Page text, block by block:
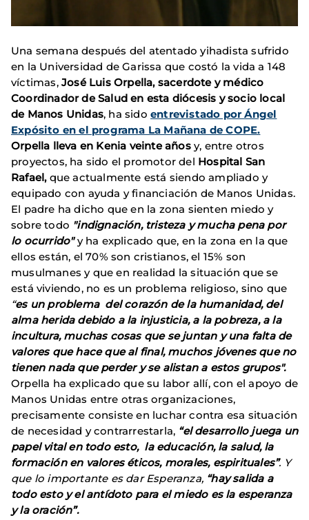
Una semana después del atentado yihadista sufrido
en la Universidad de Garissa que costó la vida a 148
víctimas, José Luis Orpella, sacerdote y médico
Coordinador de Salud en esta diócesis y socio local
de Manos Unidas, ha sido entrevistado por Ángel
Expósito en el programa La Mañana de COPE.
Orpella lleva en Kenia veinte añosy, entre otros
proyectos, ha sido el promotor del Hospital San
Rafael,que actualmente está siendo ampliado y
equipado con ayuda y financiación de Manos Unidas.
El padre ha dicho que en la zona sienten miedo y
sobre todo "indignación, tristeza y mucha pena por
lo ocurrido"y ha explicado que, en la zona en la que
ellos están, el 70% son cristianos, el 15% son
musulmanes y que en realidad la situación que se
está viviendo, no es un problema religioso, sino que
“es un problema del corazón de la humanidad, del
alma herida debido a la injusticia, a la pobreza, a la
incultura, muchas cosas que se juntan y una falta de
valores que hace que al final, muchos jóvenes que no
tienen nada que perder y se alistan a estos grupos".
Orpella ha explicado que su labor allí, con el apoyo de
Manos Unidas entre otras organizaciones,
precisamente consiste en luchar contra esa situación
de necesidad y contrarrestarla, “el desarrollo juega un
papel vital en todo esto, la educación, la salud, la
formación en valores éticos, morales, espirituales”. Y
que lo importante es dar Esperanza, “hay salida a
todo esto y el antídoto para el miedo es la esperanza
y la oración”.